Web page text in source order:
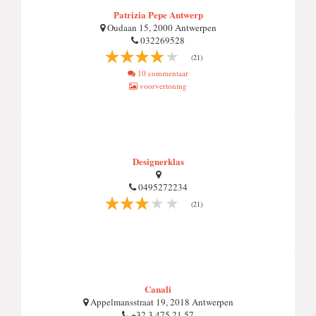
Patrizia Pepe Antwerp
Oudaan 15, 2000 Antwerpen
032269528
(21)
10 commentaar
voorvertoning
Designerklas
0495272234
(21)
Canali
Appelmansstraat 19, 2018 Antwerpen